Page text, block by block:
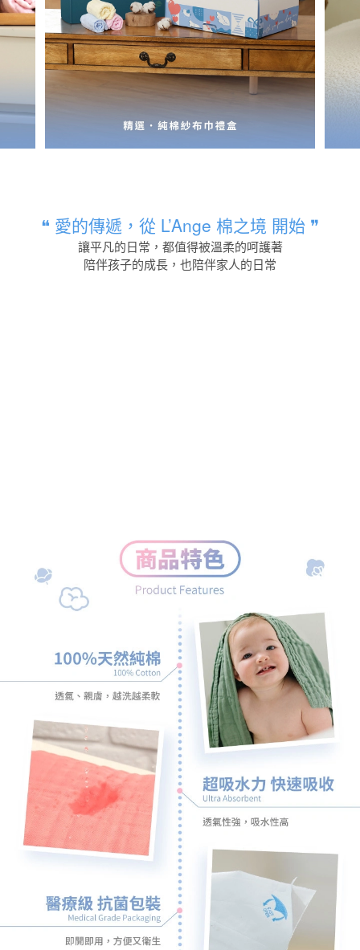
❝ 愛的傳遞，從 L’Ange 棉之境 開始 ❞
讓平凡的日常，都值得被溫柔的呵護著
陪伴孩子的成長，也陪伴家人的日常